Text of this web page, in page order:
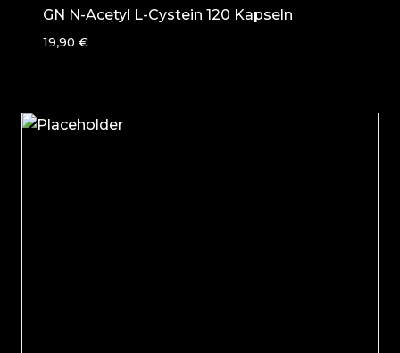
GN N-Acetyl L-Cystein 120 Kapseln
19,90 €